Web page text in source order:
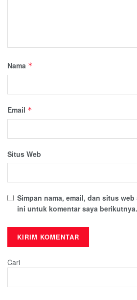
Nama *
Email *
Situs Web
Simpan nama, email, dan situs
ini untuk komentar saya berikutnya.
Cari